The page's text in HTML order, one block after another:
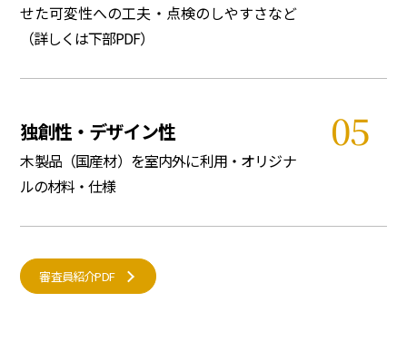
せた可変性への工夫・点検のしやすさなど
（詳しくは下部PDF）
独創性・デザイン性
木製品（国産材）を室内外に利用・オリジナ
ルの材料・仕様
審査員紹介PDF